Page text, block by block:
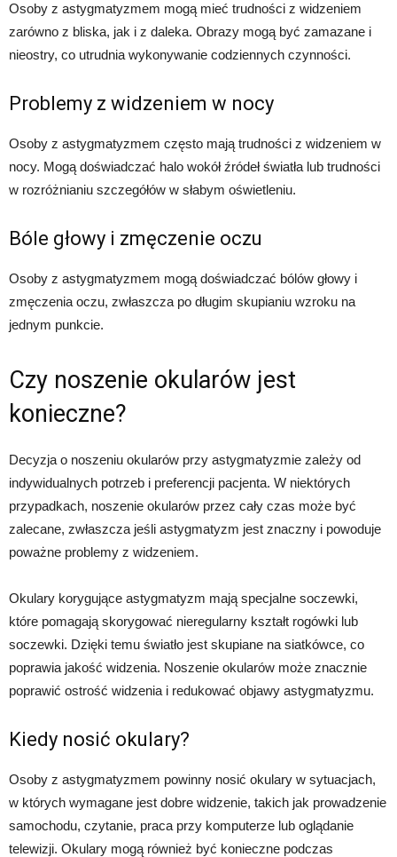
Osoby z astygmatyzmem mogą mieć trudności z widzeniem
zarówno z bliska, jak i z daleka. Obrazy mogą być zamazane i
nieostry, co utrudnia wykonywanie codziennych czynności.
Problemy z widzeniem w nocy
Osoby z astygmatyzmem często mają trudności z widzeniem w
nocy. Mogą doświadczać halo wokół źródeł światła lub trudności
w rozróżnianiu szczegółów w słabym oświetleniu.
Bóle głowy i zmęczenie oczu
Osoby z astygmatyzmem mogą doświadczać bólów głowy i
zmęczenia oczu, zwłaszcza po długim skupianiu wzroku na
jednym punkcie.
Czy noszenie okularów jest
konieczne?
Decyzja o noszeniu okularów przy astygmatyzmie zależy od
indywidualnych potrzeb i preferencji pacjenta. W niektórych
przypadkach, noszenie okularów przez cały czas może być
zalecane, zwłaszcza jeśli astygmatyzm jest znaczny i powoduje
poważne problemy z widzeniem.
Okulary korygujące astygmatyzm mają specjalne soczewki,
które pomagają skorygować nieregularny kształt rogówki lub
soczewki. Dzięki temu światło jest skupiane na siatkówce, co
poprawia jakość widzenia. Noszenie okularów może znacznie
poprawić ostrość widzenia i redukować objawy astygmatyzmu.
Kiedy nosić okulary?
Osoby z astygmatyzmem powinny nosić okulary w sytuacjach,
w których wymagane jest dobre widzenie, takich jak prowadzenie
samochodu, czytanie, praca przy komputerze lub oglądanie
telewizji. Okulary mogą również być konieczne podczas